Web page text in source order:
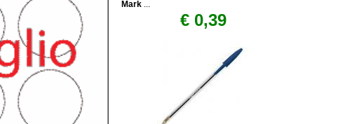
Mark ...
€ 0,39